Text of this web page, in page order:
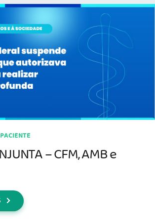
– CFM, AMB e